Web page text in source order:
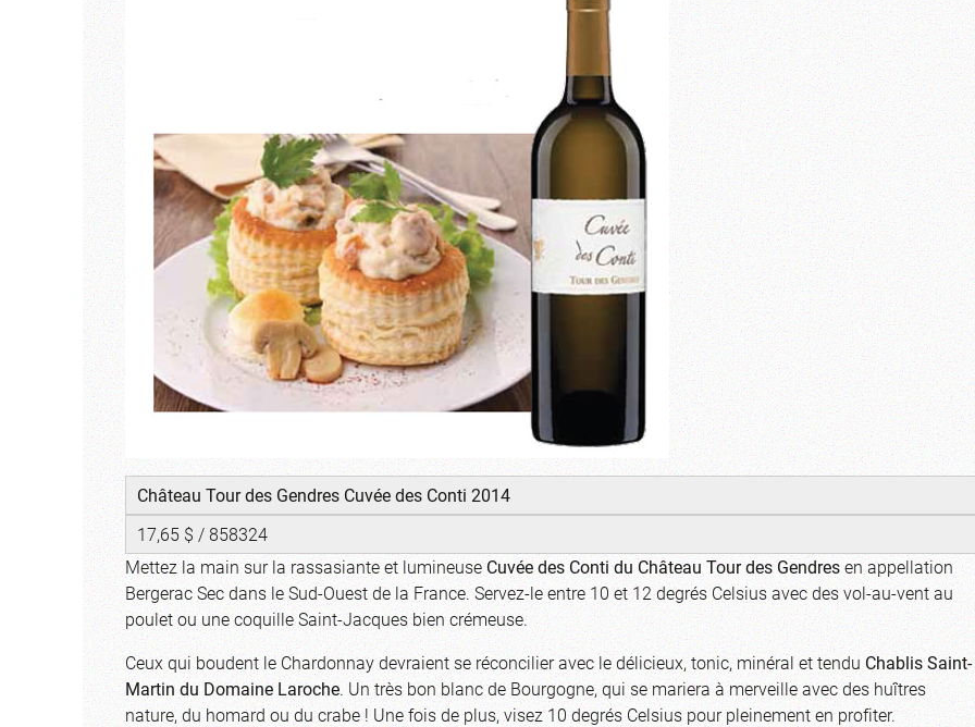
Château Tour des Gendres Cuvée des Conti 2014
17,65 $ / 858324
Mettez la main sur la rassasiante et lumineuseCuvée des Conti du Château Tour des Gendresen appellation
Bergerac Sec dans le Sud-Ouest de la France. Servez-le entre 10 et 12 degrés Celsius avec des vol-au-vent au
poulet ou une coquille Saint-Jacques bien crémeuse.
Ceux qui boudent le Chardonnay devraient se réconcilier avec le délicieux, tonic, minéral et tenduChablis Saint-
Martin du Domaine Laroche. Un très bon blanc de Bourgogne, qui se mariera à merveille avec des huîtres
nature, du homard ou du crabe ! Une fois de plus, visez 10 degrés Celsius pour pleinement en profiter.